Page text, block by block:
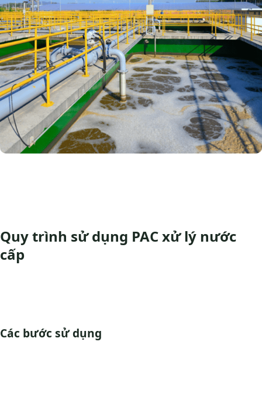
Quy trình sử dụng PAC xử lý nước
cấp
Các bước sử dụng